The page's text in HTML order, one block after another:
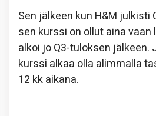
Sen jälkeen kun H&M julkisti
sen kurssi on ollut aina vaan
alkoi jo Q3-tuloksen jälkeen.
kurssi alkaa olla alimmalla
12 kk aikana.